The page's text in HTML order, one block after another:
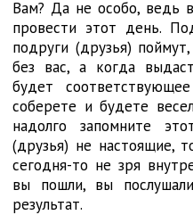
Вам? Да не особо, ведь
провести этот день.
подруги (друзья)
без вас, а когда
будет
соберете и будете
надолго запомните
(друзья) не настоящие,
сегодня-то не зря
вы пошли, вы
результат.